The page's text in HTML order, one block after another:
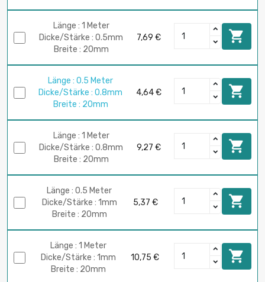
Länge : 1 Meter
Dicke/Stärke : 0.5mm
Breite : 20mm
7,69 € 
Länge : 0.5 Meter
Dicke/Stärke : 0.8mm
Breite : 20mm
4,64 € 
Länge : 1 Meter
Dicke/Stärke : 0.8mm
Breite : 20mm
9,27 € 
Länge : 0.5 Meter
Dicke/Stärke : 1mm
Breite : 20mm
5,37 € 
Länge : 1 Meter
Dicke/Stärke : 1mm
Breite : 20mm
10,75 € 